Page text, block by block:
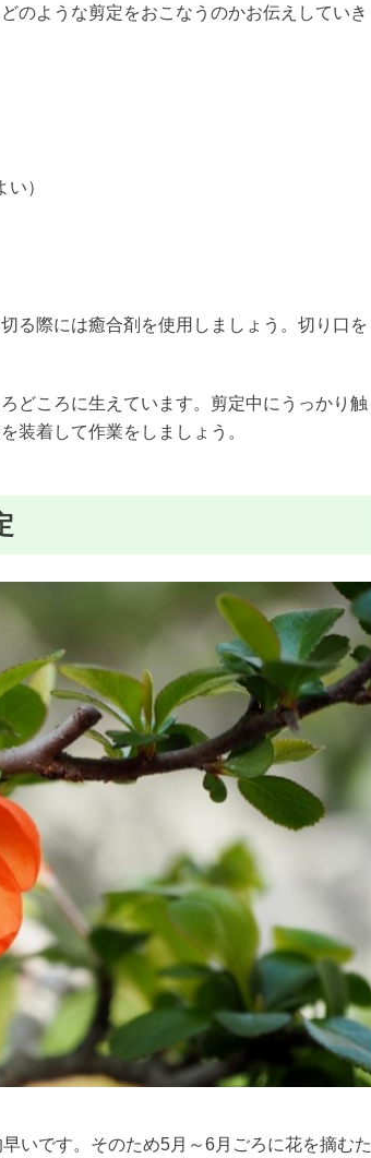
のような剪定をおこなうのかお伝えしていき
）
る際には癒合剤を使用しましょう。切り口を
どころに生えています。剪定中にうっかり触
装着して作業をしましょう。
いです。そのため5月～6月ごろに花を摘むた